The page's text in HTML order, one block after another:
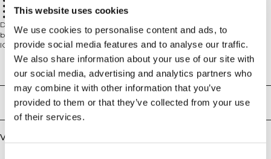
This website uses cookies
We use cookies to personalise content and ads, to
provide social media features and to analyse our traffic.
We also share information about your use of our site with
our social media, advertising and analytics partners who
may combine it with other information that you’ve
provided to them or that they’ve collected from your use
of their services.
ICIW-logo
Veelzijdig voor de winter
Warm en stijlvol
De Everyday Chunky Wool Beanie is gemaakt van 100% wol in een grove
breisteek, met een comfortabele rand die je kunt omslaan en het iconische
ICIW-logo. Deze muts is een veelzijdige winteressential. Blijf warm met een
moeiteloze stijl. 100% wol.
Technische aspecten
Bezorging en retouren
Vergelijkbare producten